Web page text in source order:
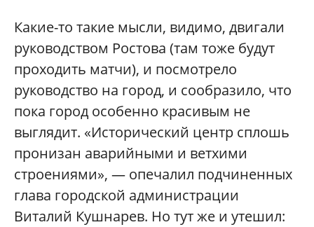
Какие-то такие мысли, видимо, двигали
руководством Ростова (там тоже будут
проходить матчи), и посмотрело
руководство на город, и сообразило, что
пока город особенно красивым не
выглядит. «Исторический центр сплошь
пронизан аварийными и ветхими
строениями», — опечалил подчиненных
глава городской администрации
Виталий Кушнарев. Но тут же и утешил: